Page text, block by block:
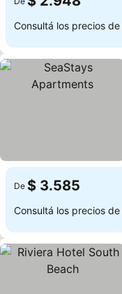
Consultá los precios de
De $ 3.585
Consultá los precios de